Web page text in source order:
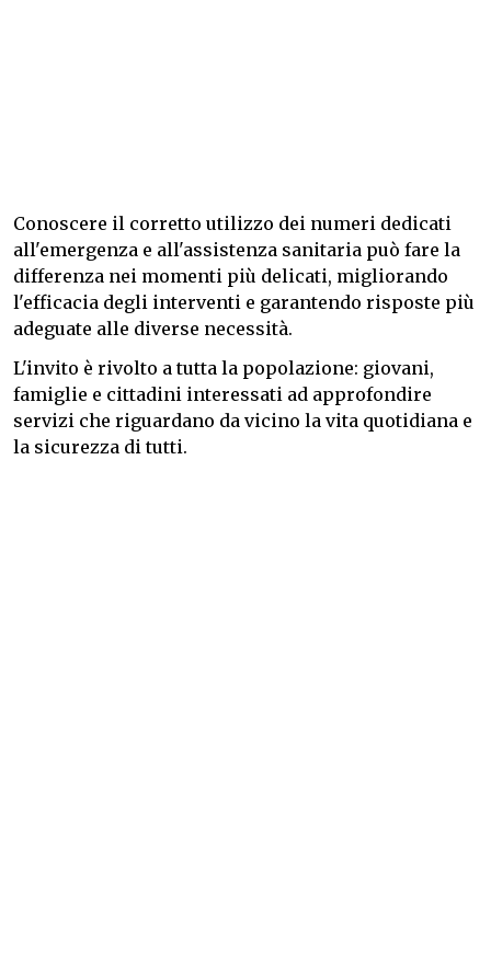
Conoscere il corretto utilizzo dei numeri dedicati
all'emergenza e all'assistenza sanitaria può fare la
differenza nei momenti più delicati, migliorando
l'efficacia degli interventi e garantendo risposte più
adeguate alle diverse necessità.
L'invito è rivolto a tutta la popolazione: giovani,
famiglie e cittadini interessati ad approfondire
servizi che riguardano da vicino la vita quotidiana e
la sicurezza di tutti.